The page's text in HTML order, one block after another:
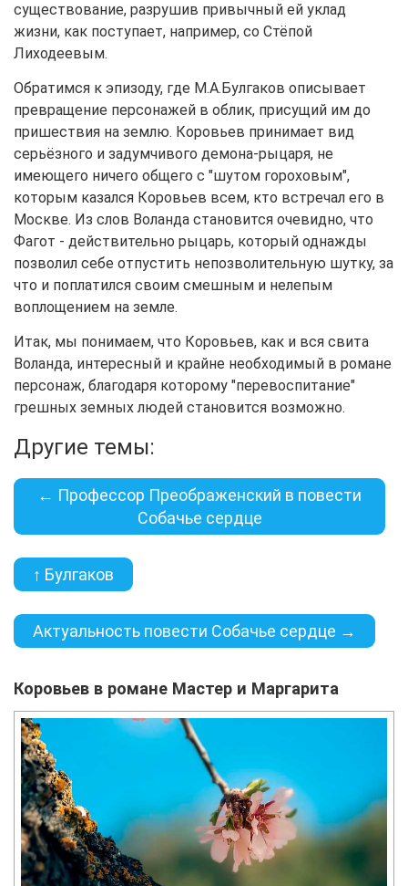
существование, разрушив привычный ей уклад
жизни, как поступает, например, со Стёпой
Лиходеевым.
Обратимся к эпизоду, где М.А.Булгаков описывает
превращение персонажей в облик, присущий им до
пришествия на землю. Коровьев принимает вид
серьёзного и задумчивого демона-рыцаря, не
имеющего ничего общего с "шутом гороховым",
которым казался Коровьев всем, кто встречал его в
Москве. Из слов Воланда становится очевидно, что
Фагот - действительно рыцарь, который однажды
позволил себе отпустить непозволительную шутку, за
что и поплатился своим смешным и нелепым
воплощением на земле.
Итак, мы понимаем, что Коровьев, как и вся свита
Воланда, интересный и крайне необходимый в романе
персонаж, благодаря которому "перевоспитание"
грешных земных людей становится возможно.
Другие темы:
← Профессор Преображенский в повести
Собачье сердце
↑ Булгаков
Актуальность повести Собачье сердце →
Коровьев в романе Мастер и Маргарита